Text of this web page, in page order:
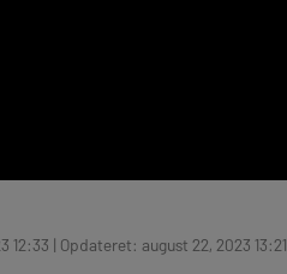
12:33 | Opdateret: august 22, 2023 13:21